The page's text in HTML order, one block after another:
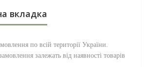
вкладка
по всій території України.
залежать від наявності товарів